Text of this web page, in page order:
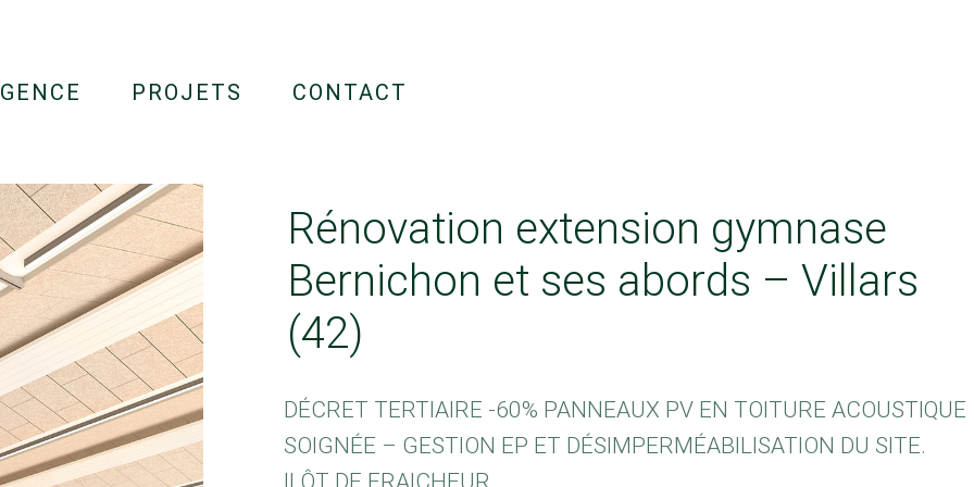
PROJETS CONTACT
Rénovation extension gymnase
Bernichon et ses abords – Villars
(42)
DÉCRET TERTIAIRE -60% PANNEAUX PV EN TOITURE ACOUSTIQUE
SOIGNÉE – GESTION EP ET DÉSIMPERMÉABILISATION DU SITE.
ILÔT DE FRAICHEUR